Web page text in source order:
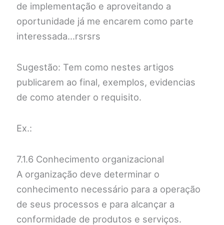
de implementação e aproveitando a
oportunidade já me encarem como parte
interessada…rsrsrs
Sugestão: Tem como nestes artigos
publicarem ao final, exemplos, evidencias
de como atender o requisito.
Ex.:
7.1.6 Conhecimento organizacional
A organização deve determinar o
conhecimento necessário para a operação
de seus processos e para alcançar a
conformidade de produtos e serviços.